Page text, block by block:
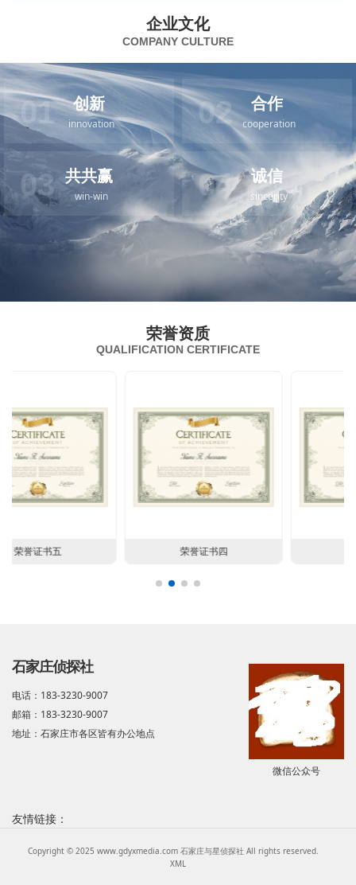
企业文化
COMPANY CULTURE
01 创新
innovation 02 合作
cooperation
03 共共赢
win-win 04 诚信
sincerity
荣誉资质
QUALIFICATION CERTIFICATE
石家庄侦探社
电话：183-3230-9007
邮箱：183-3230-9007
地址：石家庄市各区皆有办公地点
微信公众号
友情链接：
Copyright © 2025 www.gdyxmedia.com 石家庄与星侦探社 All rights reserved.
XML